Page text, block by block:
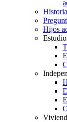
Hijos